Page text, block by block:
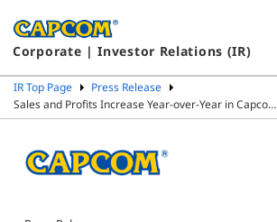
Corporate | Investor Relations (IR)
IR Top Page
Press Release
Sales and Profits Increase Year-over-Year in Capco…